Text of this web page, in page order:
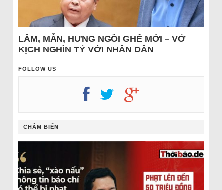
LÂM, MẪN, HƯNG NGỒI GHẾ MỚI – VỞ
KỊCH NGHÌN TỶ VỚI NHÂN DÂN
FOLLOW US
CHÂM BIẾM